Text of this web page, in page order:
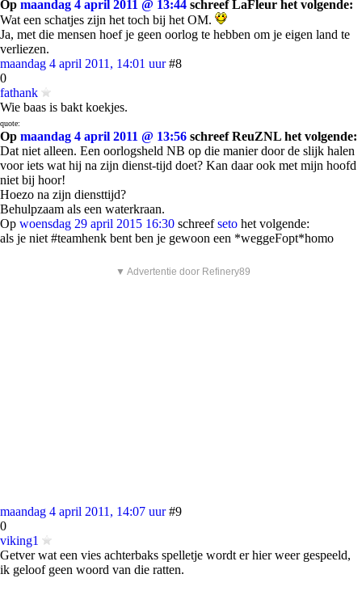
Op maandag 4 april 2011 @ 13:44 schreef LaFleur het volgende:
Wat een schatjes zijn het toch bij het OM.
Ja, met die mensen hoef je geen oorlog te hebben om je eigen land te
verliezen.
maandag 4 april 2011, 14:01 uur #8
0
fathank
Wie baas is bakt koekjes.
quote:
Op maandag 4 april 2011 @ 13:56 schreef ReuZNL het volgende:
Dat niet alleen. Een oorlogsheld NB op die manier door de slijk halen
voor iets wat hij na zijn dienst-tijd doet? Kan daar ook met mijn hoofd
niet bij hoor!
Hoezo na zijn diensttijd?
Behulpzaam als een waterkraan.
Op woensdag 29 april 2015 16:30 schreefseto het volgende:
als je niet #teamhenk bent ben je gewoon een *weggeFopt*homo
▼ Advertentie door Refinery89
maandag 4 april 2011, 14:07 uur #9
0
viking1
Getver wat een vies achterbaks spelletje wordt er hier weer gespeeld,
ik geloof geen woord van die ratten.